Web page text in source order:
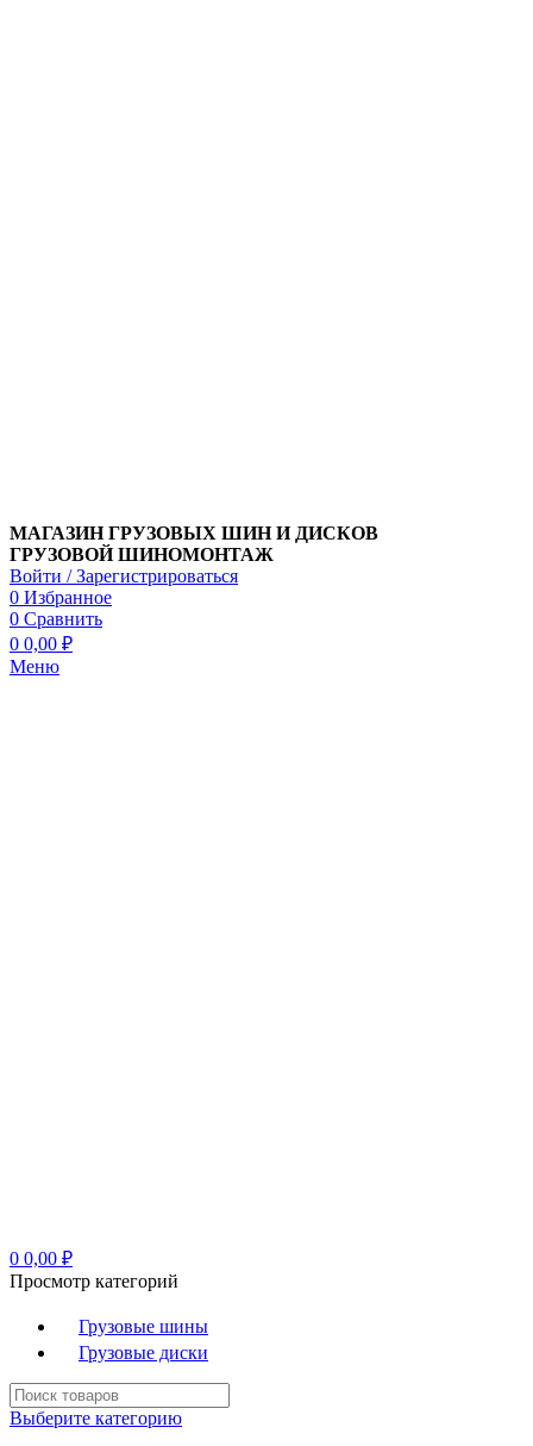
МАГАЗИН ГРУЗОВЫХ ШИН И ДИСКОВ
ГРУЗОВОЙ ШИНОМОНТАЖ
Войти / Зарегистрироваться
0 Избранное
0 Сравнить
0 0,00 ₽
Меню
0 0,00 ₽
Просмотр категорий
Грузовые шины
Грузовые диски
Выберите категорию